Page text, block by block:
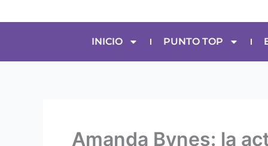
INICIO PUNTO TOP
Amanda Bynes: la